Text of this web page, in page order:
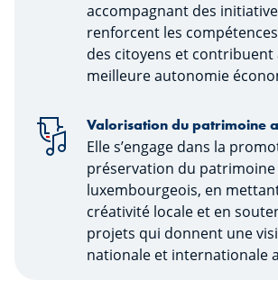
accompagnant des
renforcent les
des citoyens et contribuent
meilleure autonomie
Valorisation du patrimoine
Elle s’engage dans la
préservation du
luxembourgeois, en
créativité locale et en
projets qui donnent une
nationale et internationale